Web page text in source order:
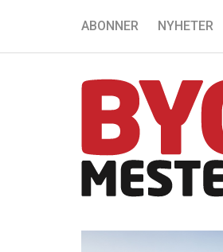
ABONNER NYHETER